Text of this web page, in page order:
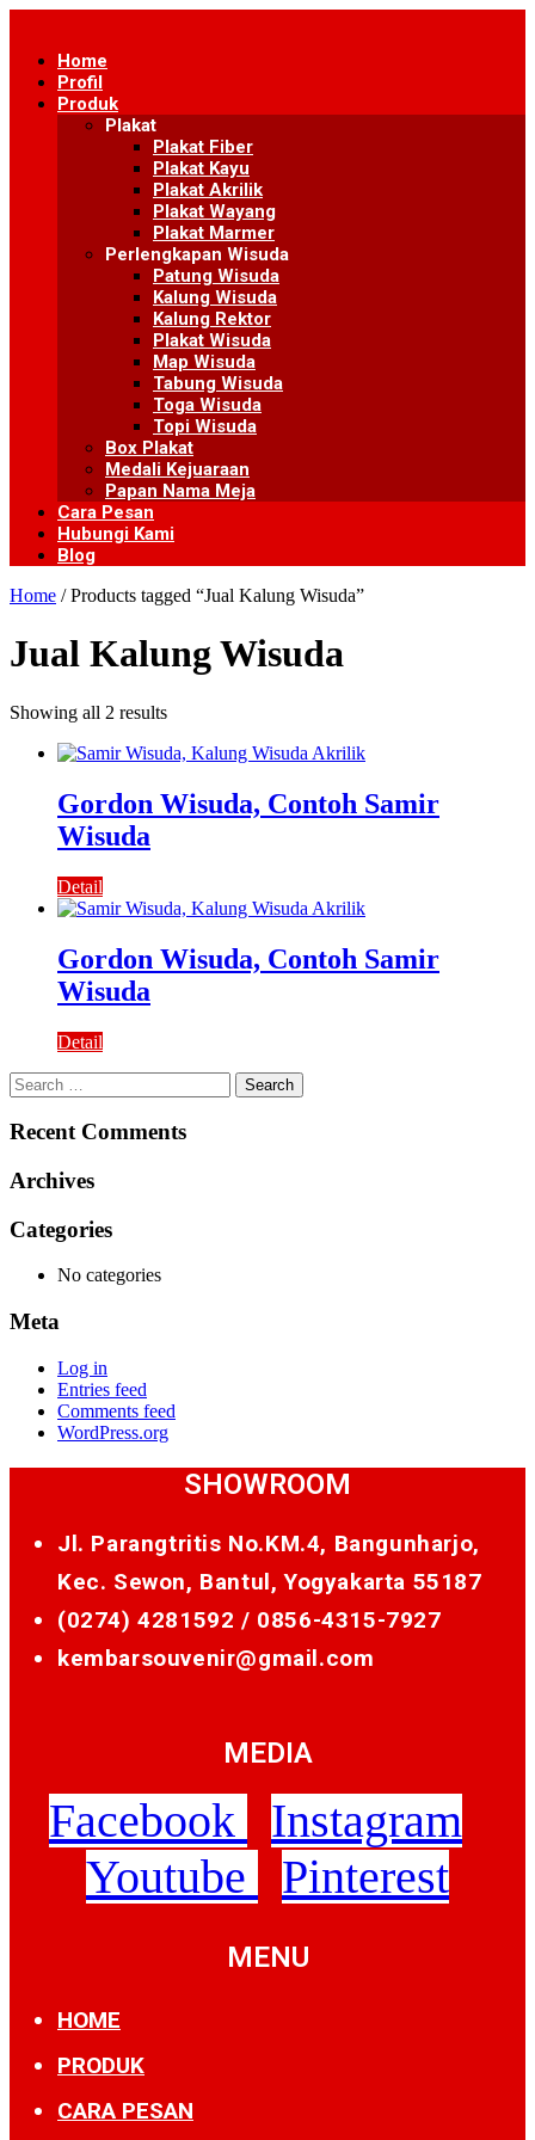
contentHome
Profil
Produk
Plakat
Plakat Fiber
Plakat Kayu
Plakat Akrilik
Plakat Wayang
Plakat Marmer
Perlengkapan Wisuda
Patung Wisuda
Kalung Wisuda
Kalung Rektor
Plakat Wisuda
Map Wisuda
Tabung Wisuda
Toga Wisuda
Topi Wisuda
Box Plakat
Medali Kejuaraan
Papan Nama Meja
Cara Pesan
Hubungi Kami
Blog
Home / Products tagged “Jual Kalung Wisuda”
Jual Kalung Wisuda
Showing all 2 results
Gordon Wisuda, Contoh Samir
Wisuda
Detail
Gordon Wisuda, Contoh Samir
Wisuda
Detail
Search
for:
Recent Comments
Archives
Categories
No categories
Meta
Log in
Entries feed
Comments feed
WordPress.org
SHOWROOM
Jl. Parangtritis No.KM.4, Bangunharjo,
Kec. Sewon, Bantul, Yogyakarta 55187
(0274) 4281592 / 0856-4315-7927
kembarsouvenir@gmail.com
MEDIA
Facebook
Instagram
Youtube
Pinterest
MENU
HOME
PRODUK
CARA PESAN